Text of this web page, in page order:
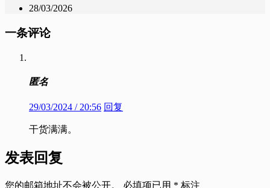
28/03/2026
一条评论
匿名
29/03/2024 / 20:56 回复
干货满满。
发表回复
您的邮箱地址不会被公开。 必填项已用 * 标注